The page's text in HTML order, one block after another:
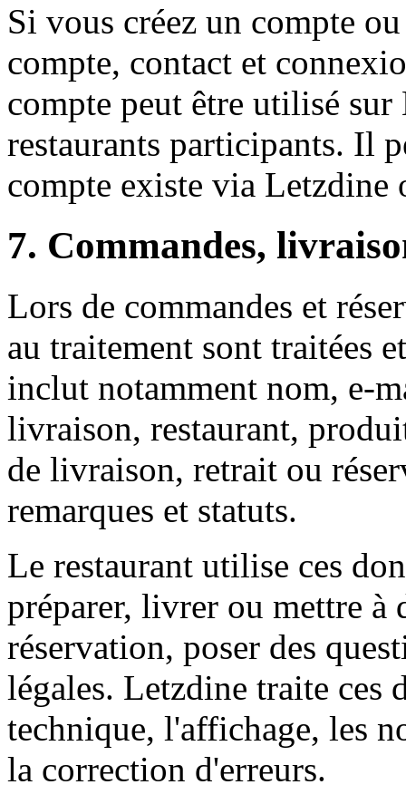
Si vous créez un compte
compte, contact et
compte peut être utilisé sur
restaurants participants. Il
compte existe via Letzdine
7. Commandes,
Lors de commandes et
au traitement sont traitées
inclut notamment nom, e-
livraison, restaurant,
de livraison, retrait ou
remarques et statuts.
Le restaurant utilise ces
préparer, livrer ou mettre à
réservation, poser des
légales. Letzdine traite ces
technique, l'affichage, les
la correction d'erreurs.